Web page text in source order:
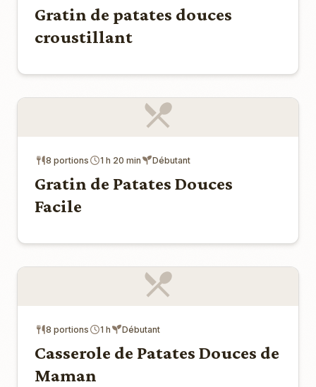
Gratin de patates douces
croustillant
8 portions 1 h 20 min Débutant
Gratin de Patates Douces
Facile
8 portions 1 h Débutant
Casserole de Patates Douces de
Maman